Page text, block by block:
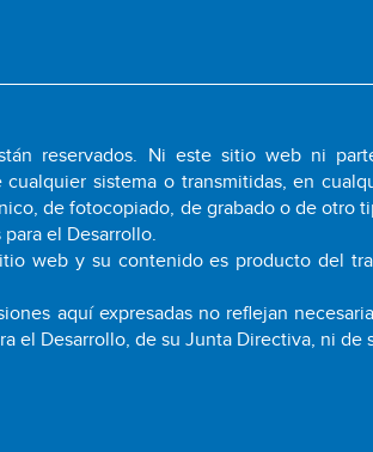
reservados. Ni este sitio web ni
cualquier sistema o transmitidas, en
de fotocopiado, de grabado o de otro
el Desarrollo.
web y su contenido es producto del
aquí expresadas no reflejan
el Desarrollo, de su Junta Directiva, ni de